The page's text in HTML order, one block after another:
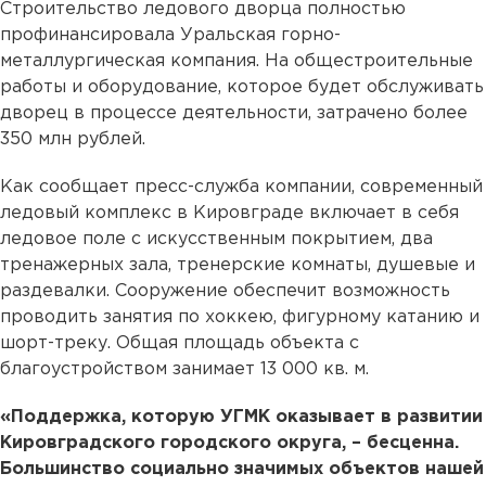
Строительство ледового дворца полностью
профинансировала Уральская горно-
металлургическая компания. На общестроительные
работы и оборудование, которое будет обслуживать
дворец в процессе деятельности, затрачено более
350 млн рублей.
Как сообщает пресс-служба компании, современный
ледовый комплекс в Кировграде включает в себя
ледовое поле с искусственным покрытием, два
тренажерных зала, тренерские комнаты, душевые и
раздевалки. Сооружение обеспечит возможность
проводить занятия по хоккею, фигурному катанию и
шорт-треку. Общая площадь объекта с
благоустройством занимает 13 000 кв. м.
«Поддержка, которую УГМК оказывает в развитии
Кировградского городского округа, – бесценна.
Большинство социально значимых объектов нашей